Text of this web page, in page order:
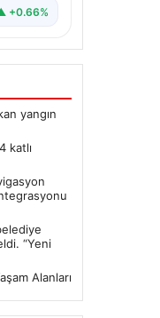
+0.66%
yangın
katlı
“Yeni
Alanları